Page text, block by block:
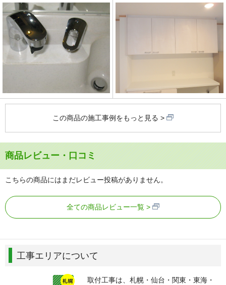
この商品の施工事例をもっと見る
商品レビュー・口コミ
こちらの商品にはまだレビュー投稿がありません。
全ての商品レビュー一覧
工事エリアについて
取付工事は、札幌・仙台・関東・東海・